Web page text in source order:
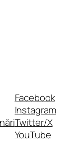
Facebook
Instagram
Twitter/X
YouTube